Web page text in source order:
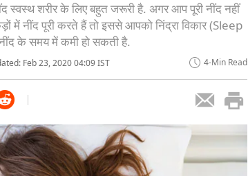
स्वस्थ शरीर के लिए बहुत जरूरी है. अगर आप पूरी नींद नहीं
में नींद पूरी करते हैं तो इससे आपको निंद्रा विकार (Sleep
के समय में कमी हो सकती है.
Feb 23, 2020 04:09 IST 4-Min Read